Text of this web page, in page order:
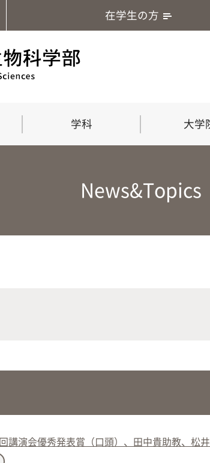
在学生の方
教育理念・教育目標
「専門的能力の要素」「達成す
学科
動物科学プログラム
応用生命科学課程
大学
連合獣医学研究科（博士課程）
News&Topics
講演会優秀発表賞（口頭）、田中貴助教、松